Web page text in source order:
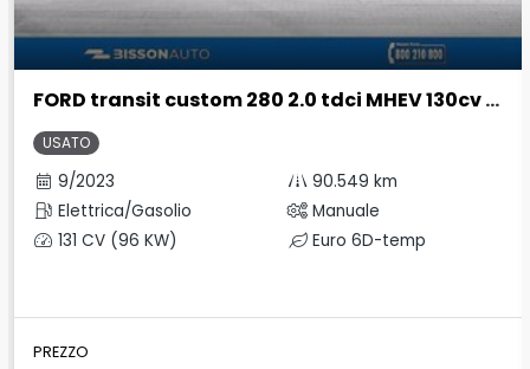
FORD transit custom 280 2.0 tdci MHEV 130cv titanium L1H1 E6.2
USATO
9/2023
90.549 km
Elettrica/Gasolio
Manuale
131 CV (96 KW)
Euro 6D-temp
PREZZO